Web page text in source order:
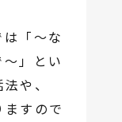
「～な
」とい
や、
ますので